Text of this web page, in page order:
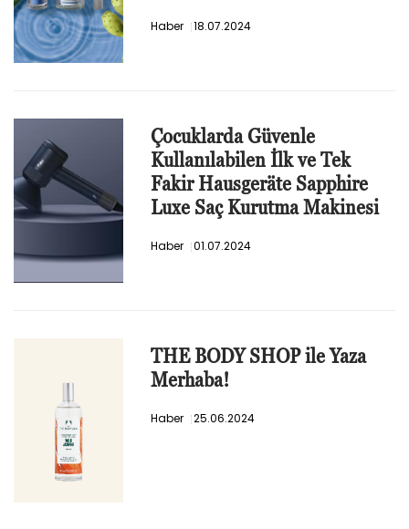
Haber 18.07.2024
Çocuklarda Güvenle
Kullanılabilen İlk ve Tek
Fakir Hausgeräte Sapphire
Luxe Saç Kurutma Makinesi
Haber 01.07.2024
THE BODY SHOP ile Yaza
Merhaba!
Haber 25.06.2024